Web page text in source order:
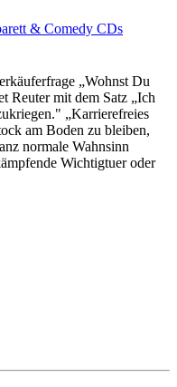
& Comedy CDs
„Wohnst Du
Reuter mit dem Satz „Ich
„Karrierefreies
am Boden zu bleiben,
normale Wahnsinn
Wichtigtuer oder